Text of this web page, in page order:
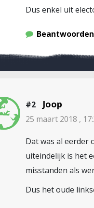
Dus enkel uit
Beantwoorden
#2 Joop
25 maart 2018 ,
Dat was al eerder
uiteindelijk is het
misstanden als
Dus het oude